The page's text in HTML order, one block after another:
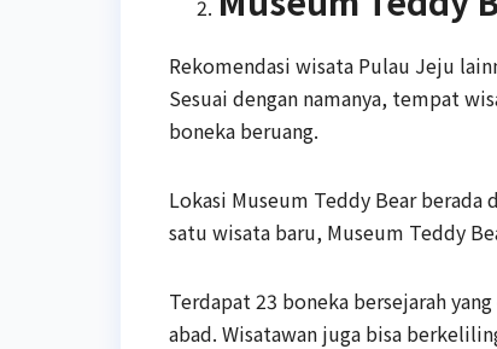
Rekomendasi wisata Pulau Jeju
Sesuai dengan namanya, tempat
boneka beruang.
Lokasi Museum Teddy Bear berada
satu wisata baru, Museum Teddy
Terdapat 23 boneka bersejarah
abad. Wisatawan juga bisa